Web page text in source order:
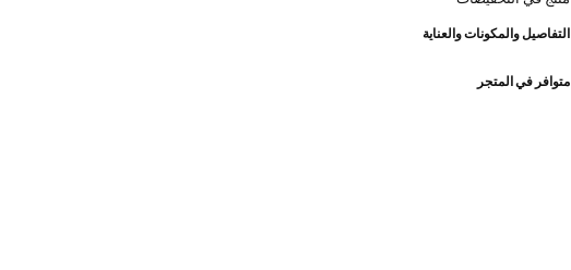
التفاصيل والمكونات والعناية
متوافر في المتجر